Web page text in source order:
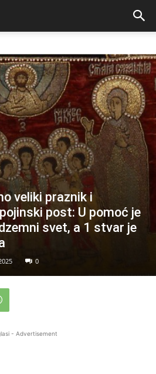
veliki praznik i
post: U pomoć je
svet, a 1 stvar je
0
- Advertisement